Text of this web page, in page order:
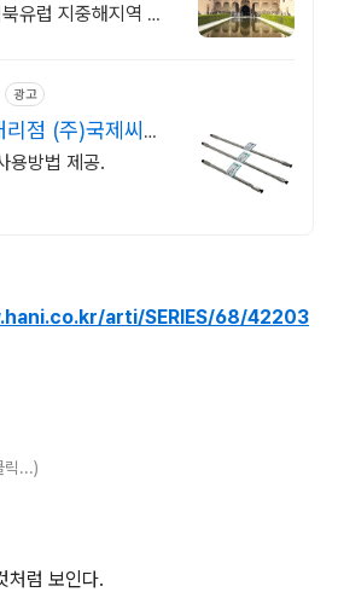
유럽 지중해지역 유
광고
점 (주)국제씨에
용방법 제공.
arti/SERIES/68/42203
릭...)
처럼 보인다.